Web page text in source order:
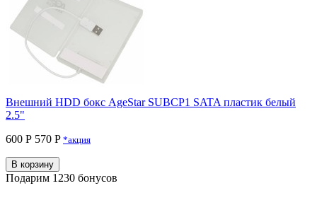
Внешний HDD бокс AgeStar SUBCP1 SATA пластик белый
2.5"
600 Р 570 P *акция
В корзину
Подарим 1230 бонусов